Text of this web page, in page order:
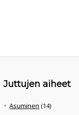
Juttujen aiheet
Asuminen (14)